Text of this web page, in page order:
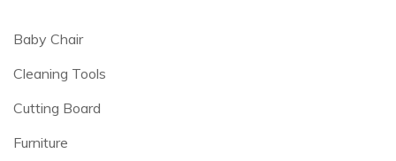
Baby Chair
Cleaning Tools
Cutting Board
Furniture